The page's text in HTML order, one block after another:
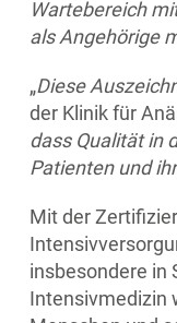
Wartebereich
als Angehörige
„Diese
der Klinik für
dass Qualität in
Patienten und
Mit der
insbesondere in
Intensivmedizin